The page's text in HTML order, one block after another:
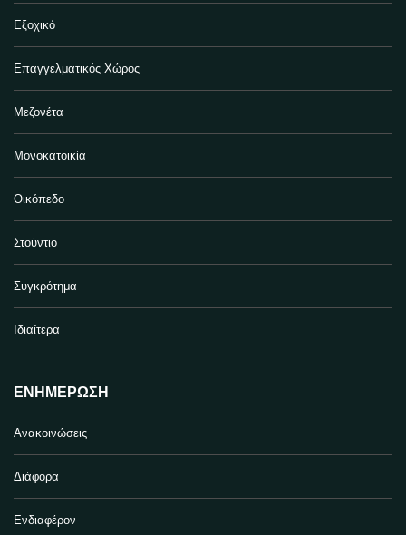
Εξοχικό
Επαγγελματικός Χώρος
Μεζονέτα
Μονοκατοικία
Οικόπεδο
Στούντιο
Συγκρότημα
Ιδιαίτερα
ΕΝΗΜΈΡΩΣΗ
Ανακοινώσεις
Διάφορα
Ενδιαφέρον